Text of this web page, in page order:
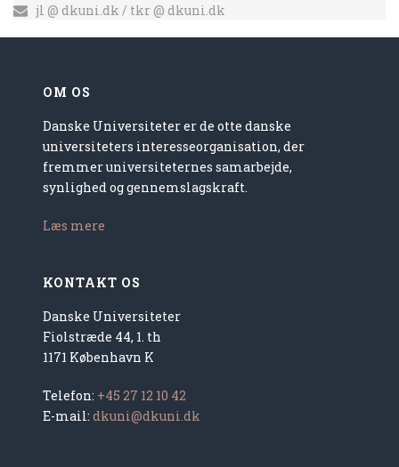
jl @ dkuni.dk / tkr @ dkuni.dk
OM OS
Danske Universiteter er de otte danske
universiteters interesseorganisation, der
fremmer universiteternes samarbejde,
synlighed og gennemslagskraft.
Læs mere
KONTAKT OS
Danske Universiteter
Fiolstræde 44, 1. th
1171 København K
Telefon: +45 27 12 10 42
E-mail:dkuni@dkuni.dk